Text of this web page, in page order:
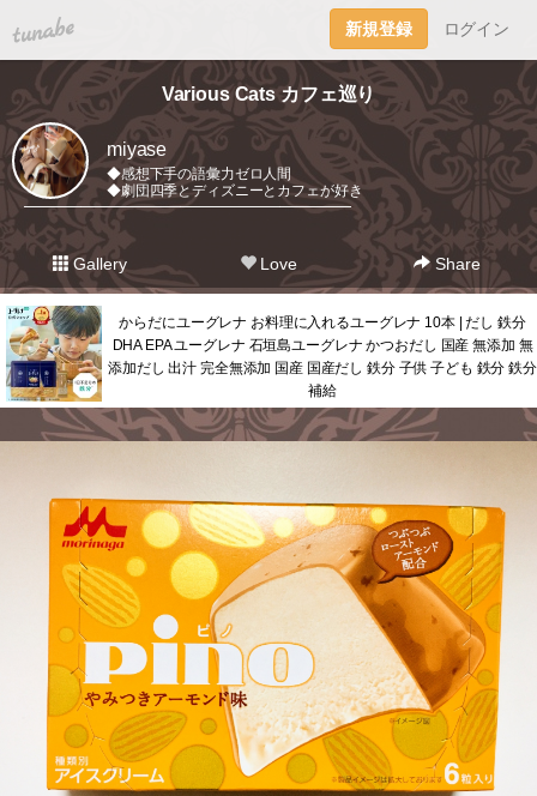
tuna.be 新規登録 ログイン
Various Cats カフェ巡り
miyase
◆感想下手の語彙力ゼロ人間
◆劇団四季とディズニーとカフェが好き
━━━━━━━━━━━━━━━━━━━━━━━
Gallery Love Share
からだにユーグレナ お料理に入れるユーグレナ 10本 | だし 鉄分
DHA EPA ユーグレナ 石垣島ユーグレナ かつおだし 国産 無添加 無
添加だし 出汁 完全無添加 国産 国産だし 鉄分 子供 子ども 鉄分 鉄分
補給